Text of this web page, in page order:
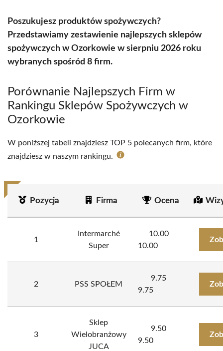
Poszukujesz produktów spożywczych?
Przedstawiamy zestawienie najlepszych sklepów
spożywczych w Ozorkowie w sierpniu 2026 roku
wybranych spośród 8 firm.
Porównanie Najlepszych Firm w
Rankingu Sklepów Spożywczych w
Ozorkowie
W poniższej tabeli znajdziesz TOP 5 polecanych firm, które
znajdziesz w naszym rankingu.
Pozycja Firma Ocena
1
Intermarché
Super
10.00
10.00
2 PSS SPOŁEM
9.75
9.75
3
Sklep
Wielobranżowy
JUCA
9.50
9.50